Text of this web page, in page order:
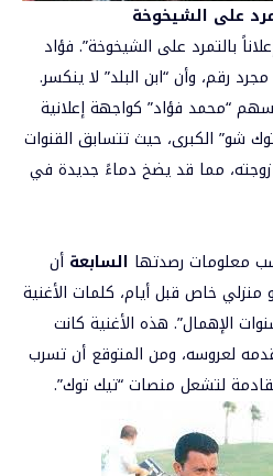
على الشيخوخة
بالتمرد على الشيخوخة”. فؤاد
أن سن الـ 64 هو مجرد رقم، وأن “ابن البلد” لا ينكسر.
“محمد فؤاد” كواجهة إعلانية
شو” الكبرى، حيث تتسابق القنوات
زوجته، مما قد يضخ دماءً جديدة في
معلومات رصدتها السابعة أن
خاص قبل أيام، كلمات الأغنية
الإهمال”. هذه الأغنية كانت
لعروسه، ومن المتوقع أن تسرب
لتشعل منصات “تيك توك”.